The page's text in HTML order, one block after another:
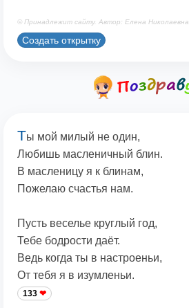
© Принадлежит сайту. Автор: Елена Николаевна
Создать открытку
Ты мой милый не один,
Любишь масленичный блин.
В масленицу я к блинам,
Пожелаю счастья нам.
Пусть веселье круглый год,
Тебе бодрости даёт.
Ведь когда ты в настроеньи,
От тебя я в изумленьи.
133